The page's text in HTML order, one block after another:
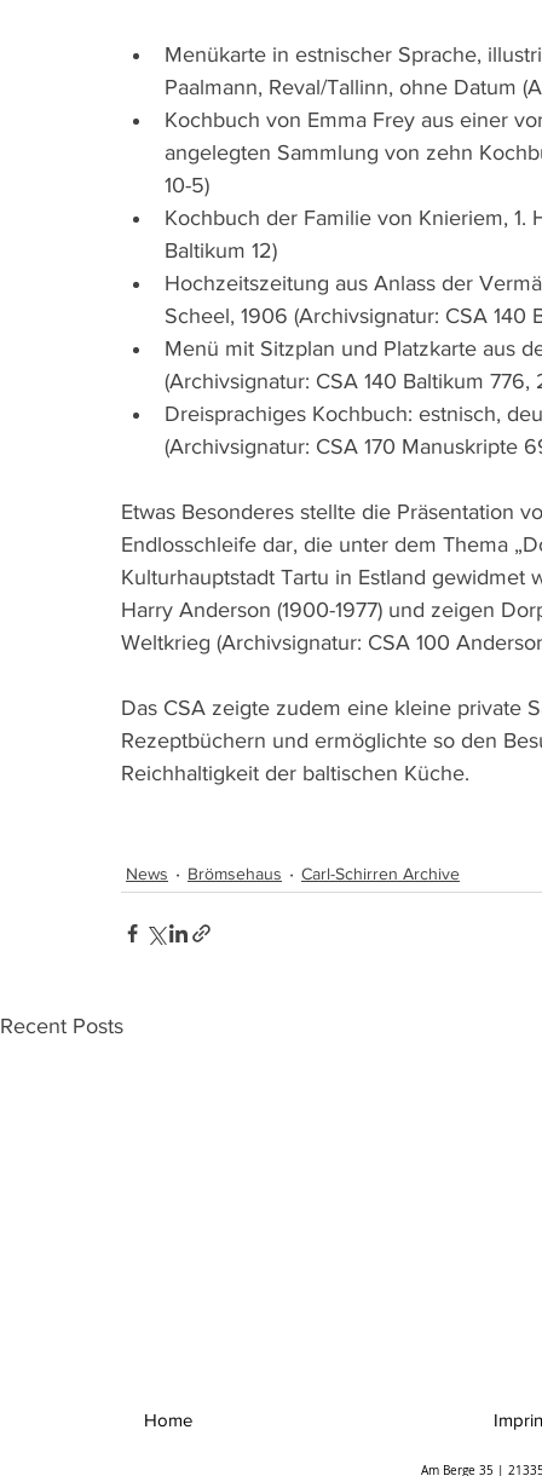
Menükarte in estnischer Sprache,
Paalmann, Reval/Tallinn, ohne Datum
Kochbuch von Emma Frey aus einer
angelegten Sammlung von zehn
10-5)
Kochbuch der Familie von Knieriem, 1.
Baltikum 12)
Hochzeitszeitung aus Anlass der
Scheel, 1906 (Archivsignatur: CSA 140
Menü mit Sitzplan und Platzkarte aus
(Archivsignatur: CSA 140 Baltikum 776,
Dreisprachiges Kochbuch: estnisch,
(Archivsignatur: CSA 170 Manuskripte
Etwas Besonderes stellte die Präsentation
Endlosschleife dar, die unter dem Thema
Kulturhauptstadt Tartu in Estland gewidmet
Harry Anderson (1900-1977) und zeigen
Weltkrieg (Archivsignatur: CSA 100
Das CSA zeigte zudem eine kleine private
Rezeptbüchern und ermöglichte so den
Reichhaltigkeit der baltischen Küche.
News Brömsehaus Carl-Schirren Archive
Recent Posts
Home
Am Berge 35 |